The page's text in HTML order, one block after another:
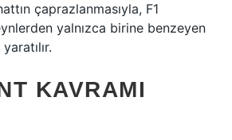
çaprazlanmasıyla, F1
yalnızca birine benzeyen
KAVRAMI